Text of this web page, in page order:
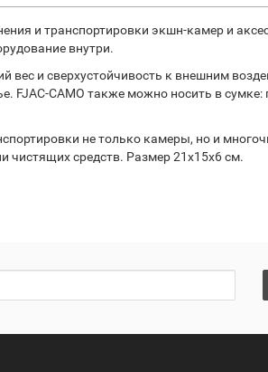
и транспортировки экшн-камер и
внутри.
и сверхустойчивость к внешним
FJAC-CAMO также можно носить в сумке:
не только камеры, но и
чистящих средств. Размер 21x15x6 см.